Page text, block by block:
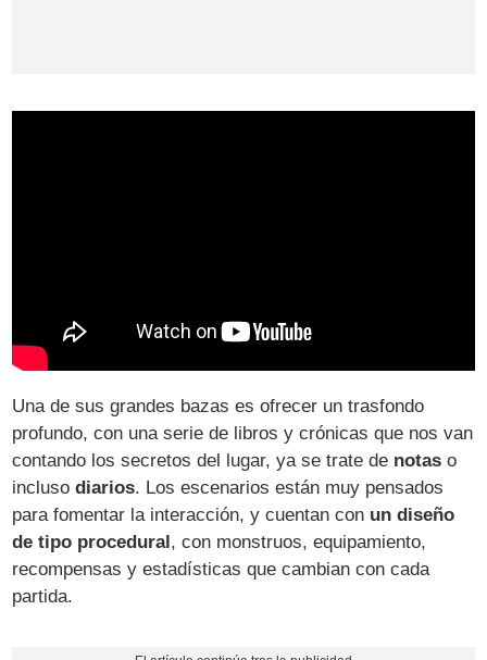
Una de sus grandes bazas es ofrecer un trasfondo
profundo, con una serie de libros y crónicas que nos van
contando los secretos del lugar, ya se trate de notas o
inclusodiarios. Los escenarios están muy pensados
para fomentar la interacción, y cuentan con un diseño
de tipo procedural , con monstruos, equipamiento,
recompensas y estadísticas que cambian con cada
partida.